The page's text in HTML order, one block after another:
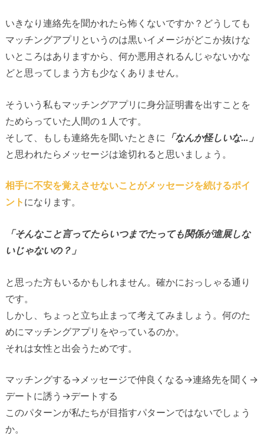
いきなり連絡先を聞かれたら怖くないですか？どうしても
マッチングアプリというのは黒いイメージがどこか抜けな
いところはありますから、何か悪用されるんじゃないかな
どと思ってしまう方も少なくありません。
そういう私もマッチングアプリに身分証明書を出すことを
ためらっていた人間の１人です。
そして、もしも連絡先を聞いたときに 「なんか怪しいな…」
と思われたらメッセージは途切れると思いましょう。
相手に不安を覚えさせないことがメッセージを続けるポイ
ント になります。
「そんなこと言ってたらいつまでたっても関係が進展しな
いじゃないの？」
と思った方もいるかもしれません。確かにおっしゃる通り
です。
しかし、ちょっと立ち止まって考えてみましょう。何のた
めにマッチングアプリをやっているのか。
それは女性と出会うためです。
マッチングする→メッセージで仲良くなる→連絡先を聞く→
デートに誘う→デートする
このパターンが私たちが目指すパターンではないでしょう
か。